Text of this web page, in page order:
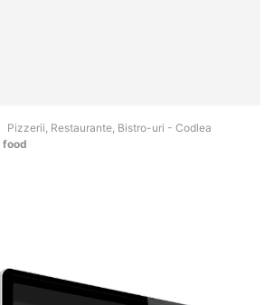
Pizzerii, Restaurante, Bistro-uri - Codlea
food